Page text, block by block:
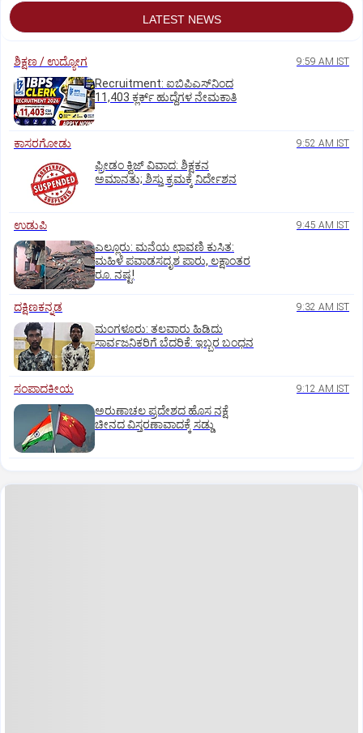
LATEST NEWS
ಶಿಕ್ಷಣ / ಉದ್ಯೋಗ 9:59 AM IST
Recruitment: ಐಬಿಪಿಎಸ್‌ನಿಂದ
11,403 ಕ್ಲರ್ಕ್‌ ಹುದ್ದೆಗಳ ನೇಮಕಾತಿ
ಕಾಸರಗೋಡು 9:52 AM IST
ಫ್ರೀಡಂ ಕ್ವಿಜ್‌ ವಿವಾದ: ಶಿಕ್ಷಕನ
ಅಮಾನತು; ಶಿಸ್ತು ಕ್ರಮಕ್ಕೆ ನಿರ್ದೇಶನ
ಉಡುಪಿ 9:45 AM IST
ಎಲ್ಲೂರು: ಮನೆಯ ಛಾವಣಿ ಕುಸಿತ:
ಮಹಿಳೆ ಪವಾಡಸದೃಶ ಪಾರು, ಲಕ್ಷಾಂತರ
ರೂ. ನಷ್ಟ!
ದಕ್ಷಿಣಕನ್ನಡ 9:32 AM IST
ಮಂಗಳೂರು: ತಲವಾರು ಹಿಡಿದು
ಸಾರ್ವಜನಿಕರಿಗೆ ಬೆದರಿಕೆ: ಇಬ್ಬರ ಬಂಧನ
ಸಂಪಾದಕೀಯ 9:12 AM IST
ಅರುಣಾಚಲ ಪ್ರದೇಶದ ಹೊಸ ನಕ್ಷೆ
ಚೀನದ ವಿಸ್ತರಣಾವಾದಕ್ಕೆ ಸಡ್ಡು